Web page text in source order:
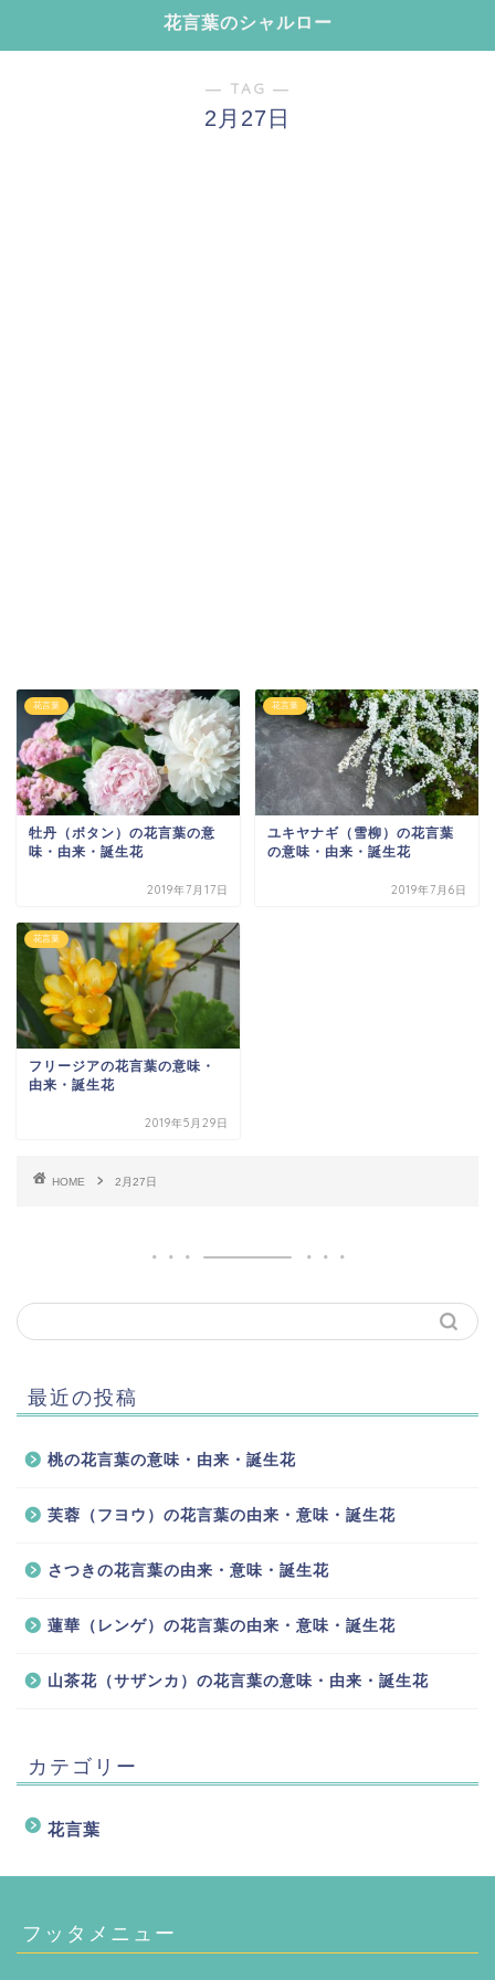
花言葉のシャルロー
― TAG ―
2月27日
花言葉
牡丹（ボタン）の花言葉の意
味・由来・誕生花
2019年7月17日
花言葉
ユキヤナギ（雪柳）の花言葉
の意味・由来・誕生花
2019年7月6日
花言葉
フリージアの花言葉の意味・
由来・誕生花
2019年5月29日
HOME 2月27日
最近の投稿
桃の花言葉の意味・由来・誕生花
芙蓉（フヨウ）の花言葉の由来・意味・誕生花
さつきの花言葉の由来・意味・誕生花
蓮華（レンゲ）の花言葉の由来・意味・誕生花
山茶花（サザンカ）の花言葉の意味・由来・誕生花
カテゴリー
花言葉
フッタメニュー